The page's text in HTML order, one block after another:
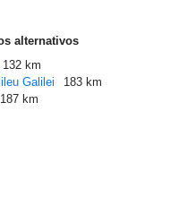
alternativos
132 km
Galilei
183 km
187 km